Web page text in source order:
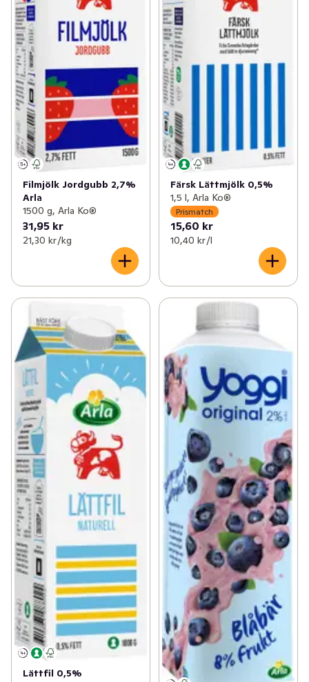
Filmjölk Jordgubb 2,7%
Arla
1500 g, Arla Ko®
31,95 kr
21,30 kr /kg
Färsk Lättmjölk 0,5%
1,5 l, Arla Ko®
Prismatch
15,60 kr
10,40 kr /l
Lättfil 0,5%